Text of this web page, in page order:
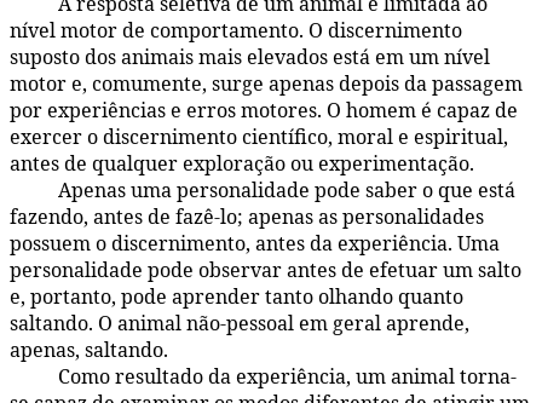
nível motor de comportamento. O discernimento
suposto dos animais mais elevados está em um nível
motor e, comumente, surge apenas depois da passagem
por experiências e erros motores. O homem é capaz de
exercer o discernimento científico, moral e espiritual,
antes de qualquer exploração ou experimentação.
Apenas uma personalidade pode saber o que está
fazendo, antes de fazê-lo; apenas as personalidades
possuem o discernimento, antes da experiência. Uma
personalidade pode observar antes de efetuar um salto
e, portanto, pode aprender tanto olhando quanto
saltando. O animal não-pessoal em geral aprende,
apenas, saltando.
Como resultado da experiência, um animal torna-